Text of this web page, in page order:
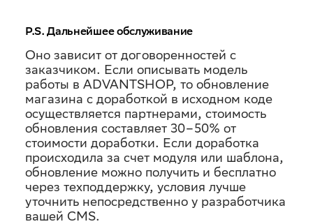
P.S. Дальнейшее обслуживание
Оно зависит от договоренностей с
заказчиком. Если описывать модель
работы в ADVANTSHOP, то обновление
магазина с доработкой в исходном коде
осуществляется партнерами, стоимость
обновления составляет 30–50% от
стоимости доработки. Если доработка
происходила за счет модуля или шаблона,
обновление можно получить и бесплатно
через техподдержку, условия лучше
уточнить непосредственно у разработчика
вашей CMS.